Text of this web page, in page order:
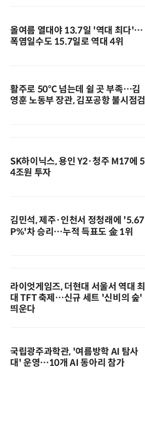
올여름 열대야 13.7일 '역대 최다'…
폭염일수도 15.7일로 역대 4위
활주로 50℃ 넘는데 쉴 곳 부족…김
영훈 노동부 장관, 김포공항 불시점검
SK하이닉스, 용인 Y2·청주 M17에 5
4조원 투자
김민석, 제주·인천서 정청래에 '5.67
P%'차 승리…누적 득표도 金 1위
라이엇게임즈, 더현대 서울서 역대 최
대 TFT 축제…신규 세트 '신비의 숲'
띄운다
국립광주과학관, '여름방학 AI 탐사
대' 운영…10개 AI 동아리 참가